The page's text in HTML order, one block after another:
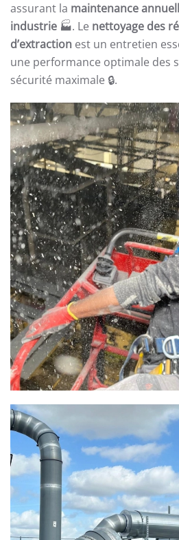
assurant la maintenance
industrie 🏭. Le nettoyage des
d’extraction est un entretien
une performance optimale des
sécurité maximale 🔒.